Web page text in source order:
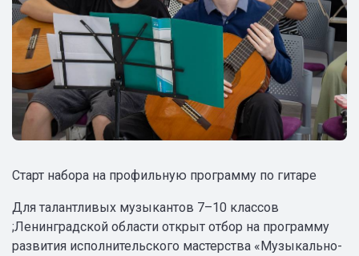
Старт набора на профильную программу по гитаре
Для талантливых музыкантов 7–10 классов
;Ленинградской области открыт отбор на программу
развития исполнительского мастерства «Музыкально-